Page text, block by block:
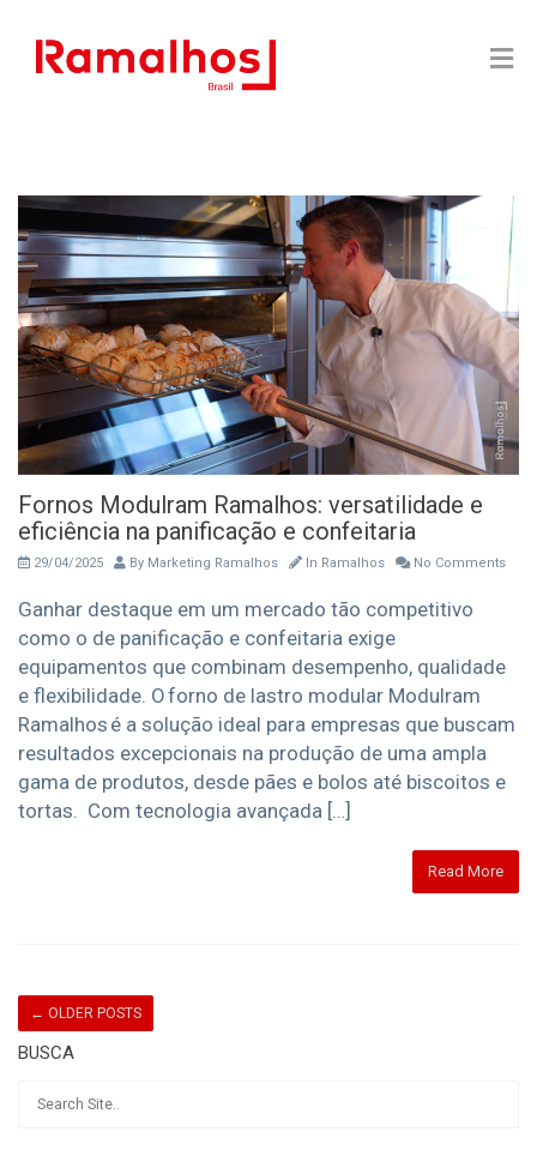
Fornos Modulram Ramalhos: versatilidade e
eficiência na panificação e confeitaria
29/04/2025 By Marketing Ramalhos In Ramalhos No Comments
Ganhar destaque em um mercado tão competitivo
como o de panificação e confeitaria exige
equipamentos que combinam desempenho, qualidade
e flexibilidade. O forno de lastro modular Modulram
Ramalhos é a solução ideal para empresas que buscam
resultados excepcionais na produção de uma ampla
gama de produtos, desde pães e bolos até biscoitos e
tortas. Com tecnologia avançada […]
Read More
← OLDER POSTS
BUSCA